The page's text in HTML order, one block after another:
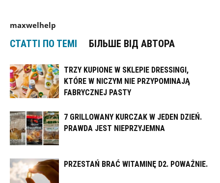
maxwelhelp
СТАТТІ ПО ТЕМІ БІЛЬШЕ ВІД АВТОРА
TRZY KUPIONE W SKLEPIE DRESSINGI,
KTÓRE W NICZYM NIE PRZYPOMINAJĄ
FABRYCZNEJ PASTY
7 GRILLOWANY KURCZAK W JEDEN DZIEŃ.
PRAWDA JEST NIEPRZYJEMNA
PRZESTAŃ BRAĆ WITAMINĘ D2. POWAŻNIE.